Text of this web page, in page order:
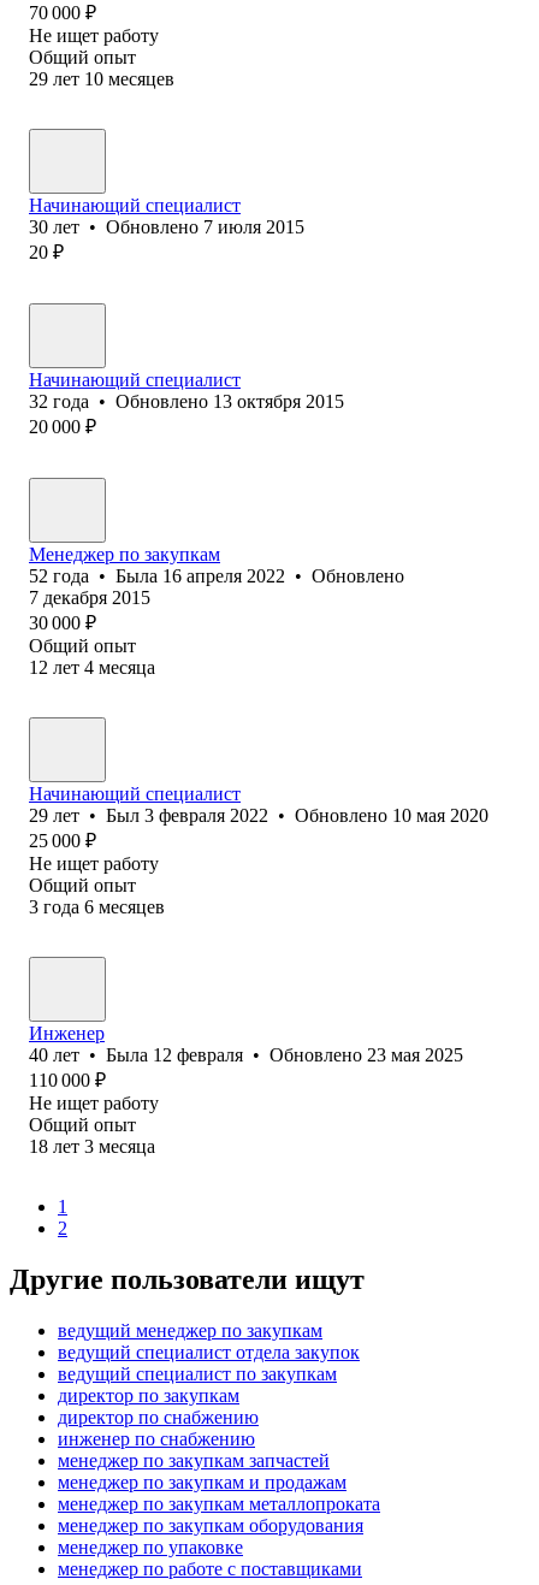
70 000 ₽
Не ищет работу
Общий опыт
29 лет 10 месяцев
Начинающий специалист
30 лет • Обновлено 7 июля 2015
20 ₽
Начинающий специалист
32 года • Обновлено 13 октября 2015
20 000 ₽
Менеджер по закупкам
52 года • Была 16 апреля 2022 • Обновлено
7 декабря 2015
30 000 ₽
Общий опыт
12 лет 4 месяца
Начинающий специалист
29 лет • Был 3 февраля 2022 • Обновлено 10 мая 2020
25 000 ₽
Не ищет работу
Общий опыт
3 года 6 месяцев
Инженер
40 лет • Была 12 февраля • Обновлено 23 мая 2025
110 000 ₽
Не ищет работу
Общий опыт
18 лет 3 месяца
1
2
Другие пользователи ищут
ведущий менеджер по закупкам
ведущий специалист отдела закупок
ведущий специалист по закупкам
директор по закупкам
директор по снабжению
инженер по снабжению
менеджер по закупкам запчастей
менеджер по закупкам и продажам
менеджер по закупкам металлопроката
менеджер по закупкам оборудования
менеджер по упаковке
менеджер по работе с поставщиками